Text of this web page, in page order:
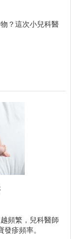
？這次小兒科醫
頻繁，兒科醫師
疹頻率。